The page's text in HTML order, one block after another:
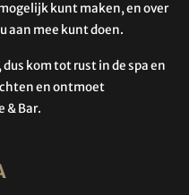
kunt maken, en over
aan mee kunt doen.
kom tot rust in de spa en
en ontmoet
& Bar.